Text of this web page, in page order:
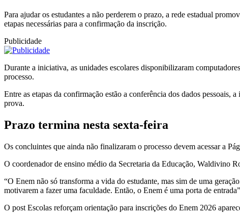
Para ajudar os estudantes a não perderem o prazo, a rede estadual
etapas necessárias para a confirmação da inscrição.
Publicidade
Durante a iniciativa, as unidades escolares disponibilizaram
processo.
Entre as etapas da confirmação estão a conferência dos dados
prova.
Prazo termina nesta sexta-feira
Os concluintes que ainda não finalizaram o processo devem acessar a
O coordenador de ensino médio da Secretaria da Educação, Waldivino
“O Enem não só transforma a vida do estudante, mas sim de uma
motivarem a fazer uma faculdade. Então, o Enem é uma porta de
O post Escolas reforçam orientação para inscrições do Enem 2026